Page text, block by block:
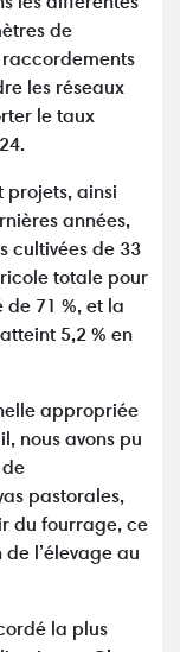
de
les réseaux
le taux
projets, ainsi
années,
cultivées de 33
totale pour
71 %, et la
5,2 % en
appropriée
nous avons pu
pastorales,
du fourrage, ce
l’élevage au
la plus